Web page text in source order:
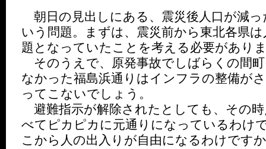
朝日の見出しにある、震災後人口が減
いう問題。まずは、震災前から東北各県
題となっていたことを考える必要があり
そのうえで、原発事故でしばらくの間
なかった福島浜通りはインフラの整備が
ってこないでしょう。
避難指示が解除されたとしても、その
べてピカピカに元通りになっているわけ
こから人の出入りが自由になるわけです